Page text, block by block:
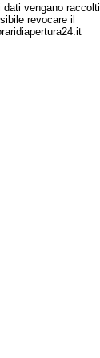
vengano raccolti
revocare il